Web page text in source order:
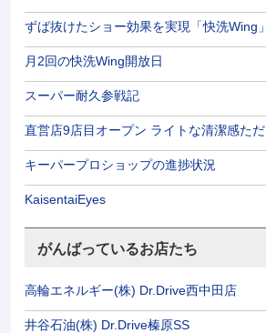
ずば抜けたショー効果を実現「快洗Wing」
月2回の快洗Wing開放日
スーパー耐久参戦記
直営店9店目オープン ライトな清潔感た
キーパープロショップの進捗状況
KaisentaiEyes
がんばっているお店たち
高輪エネルギー(株) Dr.Drive西中田店
井谷石油(株) Dr.Drive榛原SS